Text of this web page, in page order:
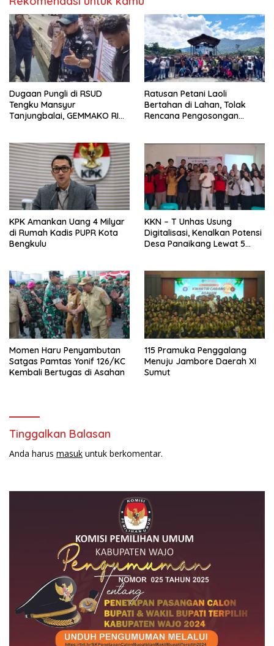
Dugaan Pungli di RSUD
Tengku Mansyur
Tanjungbalai, GEMMAKO RI
Ratusan Petani Laoli
Bertahan di Lahan, Tolak
Rencana Pengosongan
KPK Amankan Uang 4 Milyar
di Rumah Kadis PUPR Kota
Bengkulu
KKN – T Unhas Usung
Digitalisasi, Kenalkan Potensi
Desa Panaikang Lewat 5
Momen Haru Penyambutan
Satgas Pamtas Yonif 126/KC
Kembali Bertugas di Asahan
115 Pramuka Penggalang
Menuju Jambore Daerah XI
Sumut
Tinggalkan Balasan
Anda harus masuk untuk berkomentar.